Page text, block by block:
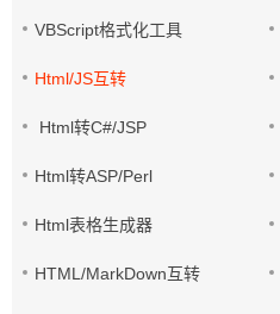
VBScript格式化工具
Html/JS互转
Html转C#/JSP
Html转ASP/Perl
Html表格生成器
HTML/MarkDown互转